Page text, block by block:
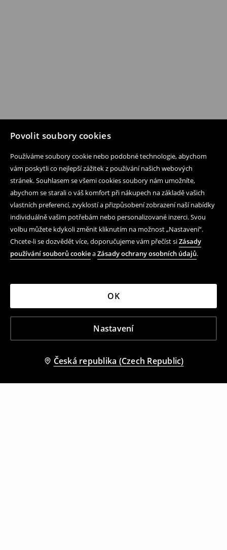
Povolit soubory cookies
Používáme soubory cookie nebo podobné technologie, abychom
vám poskytli co nejlepší zážitek z používání našich webových
stránek. Souhlasem se všemi cookies soubory nám umožníte,
abychom se starali o váš komfort při nákupech na základě vašich
vlastních preferencí, zvyklostí a přizpůsobení zobrazení naší nabídky
individuálně vašim potřebám nebo personalizované inzerci. Svou
volbu můžete kdykoli změnit kliknutím na možnost „Nastavení“.
Chcete-li se dozvědět více, doporučujeme vám přečíst siZásady
používání souborů cookieaZásady ochrany osobních údajů.
Nastavení
OK
Česká republika (Czech Republic)